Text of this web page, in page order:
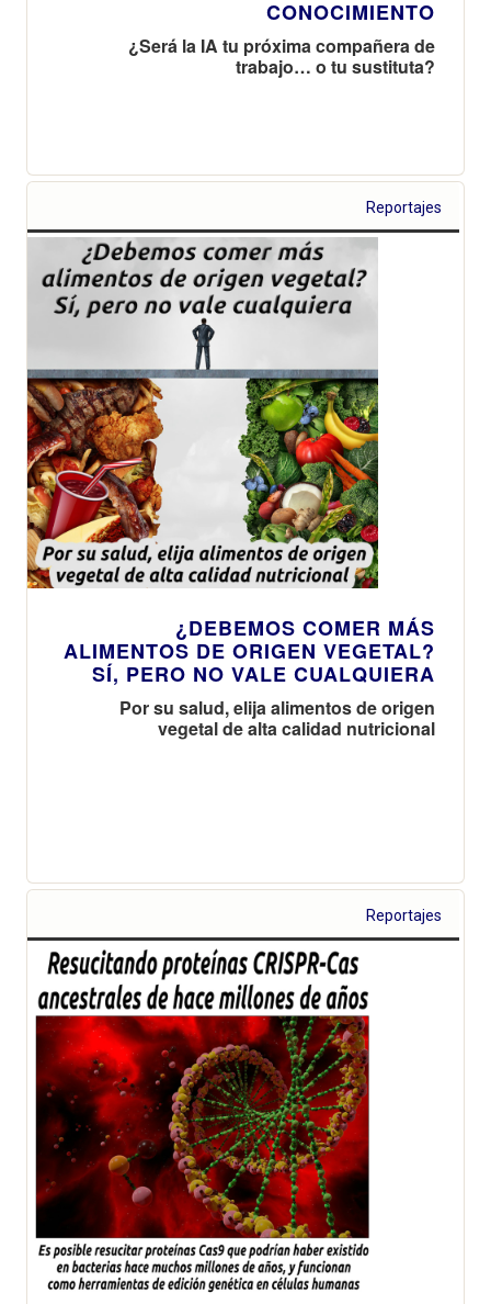
CONOCIMIENTO
¿Será la IA tu próxima compañera de
trabajo… o tu sustituta?
Reportajes
¿DEBEMOS COMER MÁS
ALIMENTOS DE ORIGEN VEGETAL?
SÍ, PERO NO VALE CUALQUIERA
Por su salud, elija alimentos de origen
vegetal de alta calidad nutricional
Reportajes